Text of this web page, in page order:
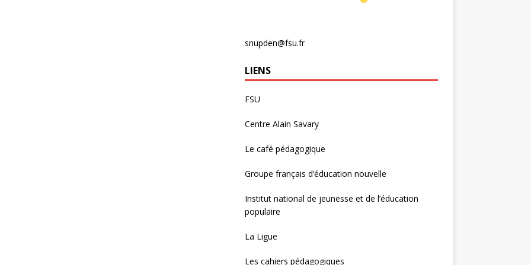
snupden@fsu.fr
LIENS
FSU
Centre Alain Savary
Le café pédagogique
Groupe français d’éducation nouvelle
Institut national de jeunesse et de l’éducation
populaire
La Ligue
Les cahiers pédagogiques